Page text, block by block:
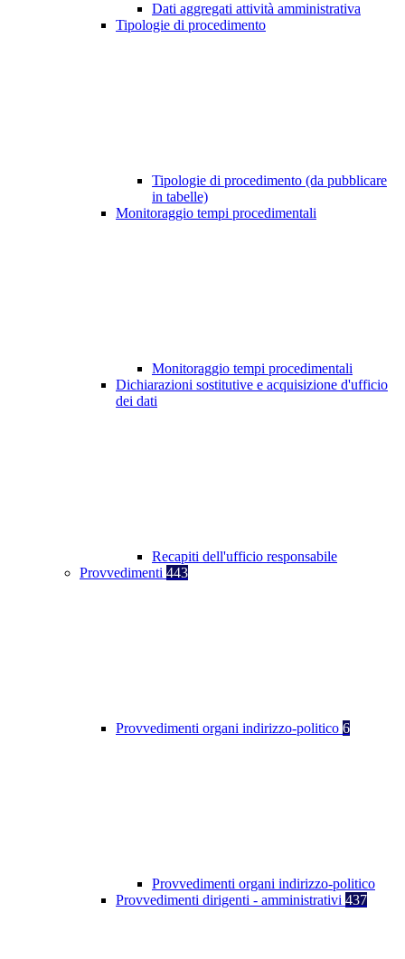
Dati aggregati attività amministrativa
Tipologie di procedimento
Tipologie di procedimento (da pubblicare
in tabelle)
Monitoraggio tempi procedimentali
Monitoraggio tempi procedimentali
Dichiarazioni sostitutive e acquisizione d'ufficio
dei dati
Recapiti dell'ufficio responsabile
Provvedimenti 443
Provvedimenti organi indirizzo-politico 6
Provvedimenti organi indirizzo-politico
Provvedimenti dirigenti - amministrativi 437